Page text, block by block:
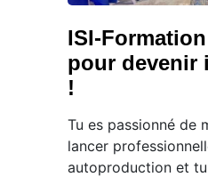
ISI-
pour devenir
!
Tu es passionné de
lancer
autoproduction et